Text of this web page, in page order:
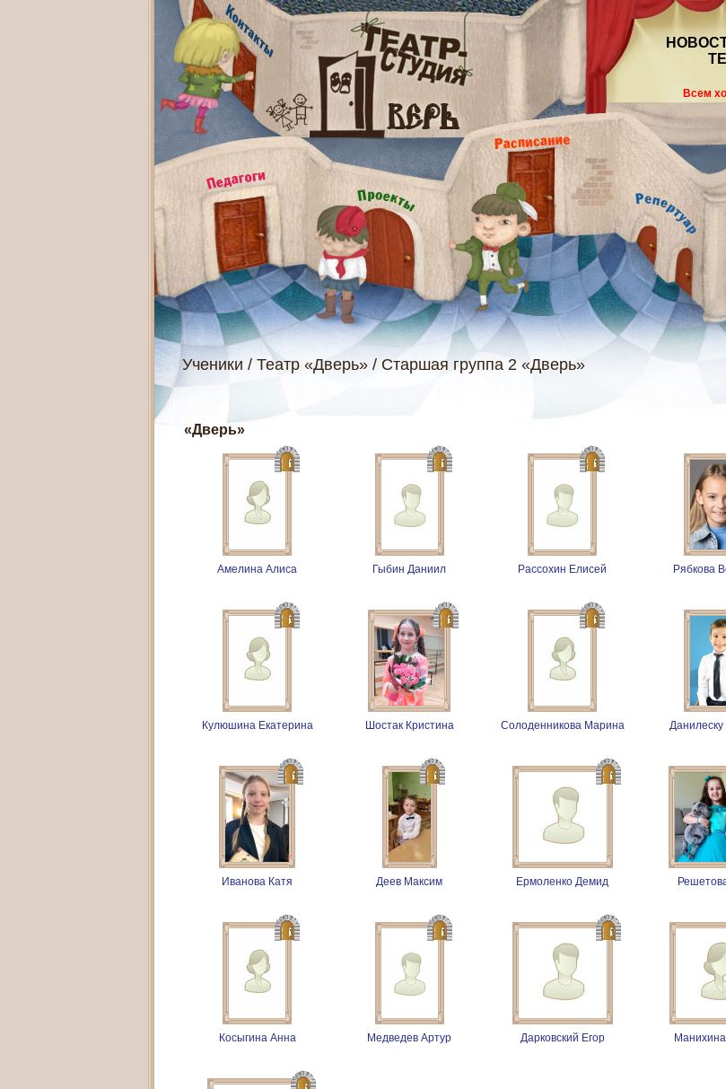
Всем
Ученики / Театр «Дверь» / Старшая группа 2 «Дверь»
«Дверь»
Амелина Алиса Гыбин Даниил Рассохин Елисей Рябкова
Кулюшина Екатерина Шостак Кристина Солоденникова Марина
Иванова Катя Деев Максим Ермоленко Демид
Косыгина Анна Медведев Артур Дарковский Егор